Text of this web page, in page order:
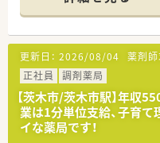
■薬剤師3名体制で業
ケーションを取りなが
す。
【求人情報について】
■年間休日は122日あ
ーの取得率も84パーセ
■エリア限定勤務でも
が支給され、全国転勤
す。
更新日： 2026/08/04 薬剤師
正社員
調剤薬局
【茨木市/茨木市駅】年収
業は1分単位支給、子育
イな薬局です！